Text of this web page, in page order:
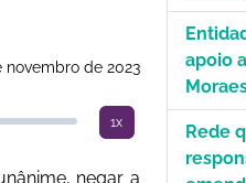
novembro de 2023
1x
negar a
apoio
Rede